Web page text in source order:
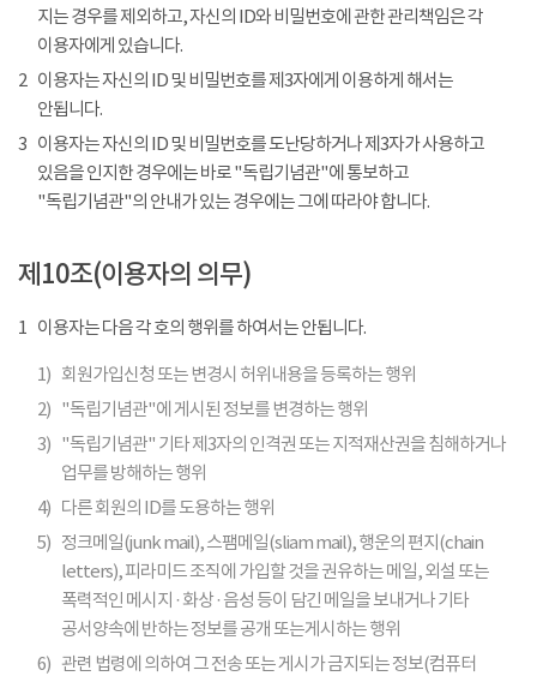
지는 경우를 제외하고, 자신의 ID와 비밀번호에 관한 관리책임은 각
이용자에게 있습니다.
2 이용자는 자신의 ID 및 비밀번호를 제3자에게 이용하게 해서는
안됩니다.
3 이용자는 자신의 ID 및 비밀번호를 도난당하거나 제3자가 사용하고
있음을 인지한 경우에는 바로 "독립기념관"에 통보하고
"독립기념관"의 안내가 있는 경우에는 그에 따라야 합니다.
제10조(이용자의 의무)
1 이용자는 다음 각 호의 행위를 하여서는 안됩니다.
1) 회원가입신청 또는 변경시 허위내용을 등록하는 행위
2) "독립기념관"에 게시된 정보를 변경하는 행위
3) "독립기념관" 기타 제3자의 인격권 또는 지적재산권을 침해하거나
업무를 방해하는 행위
4) 다른 회원의 ID를 도용하는 행위
5) 정크메일(junk mail), 스팸메일(sliam mail), 행운의 편지(chain
letters), 피라미드 조직에 가입할 것을 권유하는 메일, 외설 또는
폭력적인 메시지 · 화상 · 음성 등이 담긴 메일을 보내거나 기타
공서양속에 반하는 정보를 공개 또는게시하는 행위
6) 관련 법령에 의하여 그 전송 또는 게시가 금지되는 정보(컴퓨터